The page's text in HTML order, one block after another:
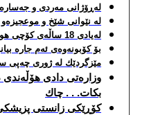
له‌ڕۆژانی مه‌ردی و
له‌ نێوانی شێخ و موعجیزه‌و
له‌یادی 18 ساڵه‌ی كۆچی هونه‌رمه‌ند (فه‌ریقه‌ كوێر) دا. . . زاگرۆس زه‌رده‌شتی
بۆ كۆبونه‌وه‌ی ئه‌م جاره‌
مێزگردێك له‌ ژوری چه‌پی
وزاره‌تی دادی هۆڵه‌ندی
بكات. . . چاك
كۆڕێكی زانستی